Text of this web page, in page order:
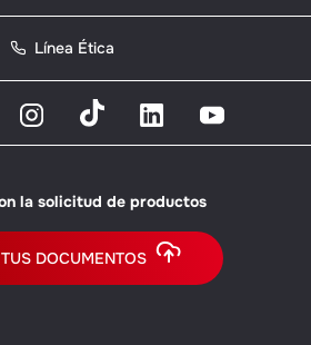
Línea Ética
la solicitud de productos
DOCUMENTOS